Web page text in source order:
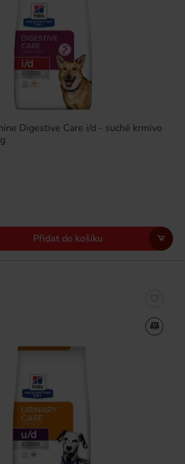
Digestive Care i/d - suché krmivo
Přidat do košíku